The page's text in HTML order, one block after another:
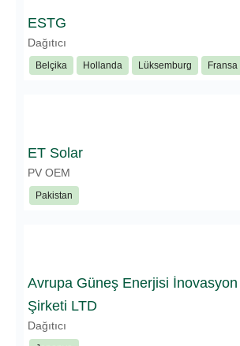
ESTG
Dağıtıcı
Belçika Hollanda Lüksemburg Fransa
ET Solar
PV OEM
Pakistan
Avrupa Güneş Enerjisi İnovasyon
Şirketi LTD
Dağıtıcı